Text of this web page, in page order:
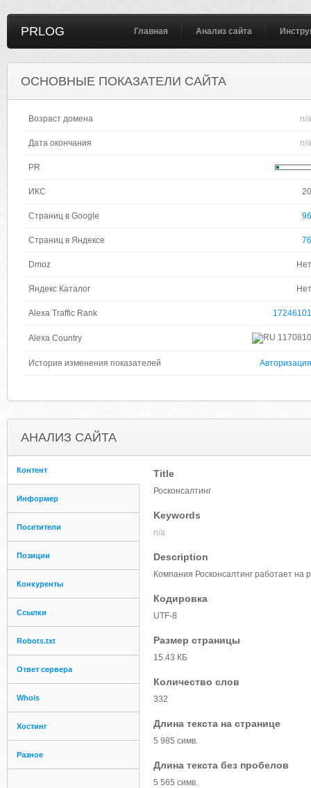
PRLOG Главная Анализ сайта
ОСНОВНЫЕ ПОКАЗАТЕЛИ САЙТА
Возраст домена n/a
Дата окончания n/a
PR
ИКС 20
Страниц в Google 96
Страниц в Яндексе 76
Dmoz Нет
Яндекс Каталог Нет
Alexa Traffic Rank 17246101
Alexa Country 1170810
История изменения показателей Авторизация
АНАЛИЗ САЙТА
Контент
Информер
Посетители
Позиции
Конкуренты
Ссылки
Robots.txt
Ответ сервера
Whois
Хостинг
Разное
Title
Росконсалтинг
Keywords
n/a
Description
Компания Росконсалтинг работает на
Кодировка
UTF-8
Размер страницы
15.43 КБ
Количество слов
332
Длина текста на странице
5 985 симв.
Длина текста без пробелов
5 565 симв.